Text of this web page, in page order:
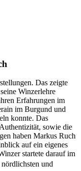
Das zeigte
Winzerlehre
Erfahrungen im
im Burgund und
konnte. Das
sowie die
haben Markus Ruch
auf ein eigenes
startete darauf im
nördlichsten und